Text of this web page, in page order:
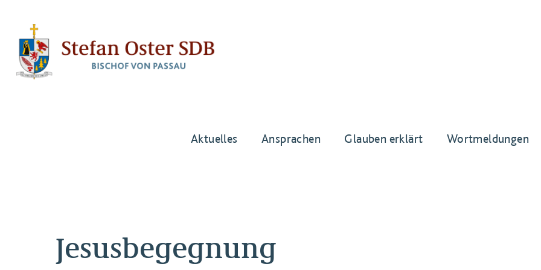
Aktuelles Ansprachen Glauben erklärt Wortmeldungen
Jesusbegegnung